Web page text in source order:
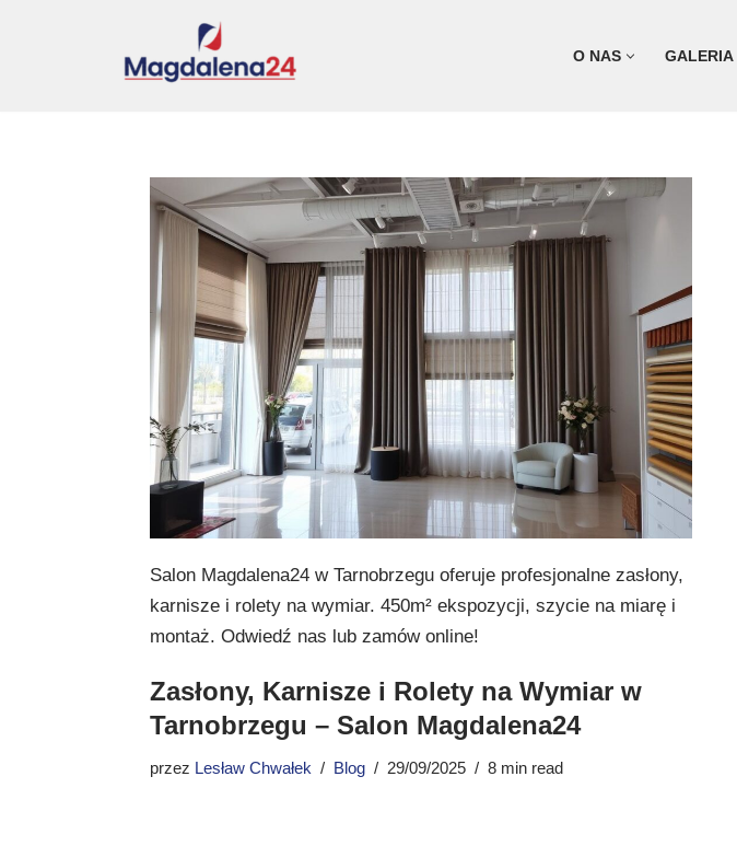
O NAS GALERIA
Salon Magdalena24 w Tarnobrzegu oferuje profesjonalne zasłony,
karnisze i rolety na wymiar. 450m² ekspozycji, szycie na miarę i
montaż. Odwiedź nas lub zamów online!
Zasłony, Karnisze i Rolety na Wymiar w
Tarnobrzegu – Salon Magdalena24
przez Lesław Chwałek Blog 29/09/2025 8 min read